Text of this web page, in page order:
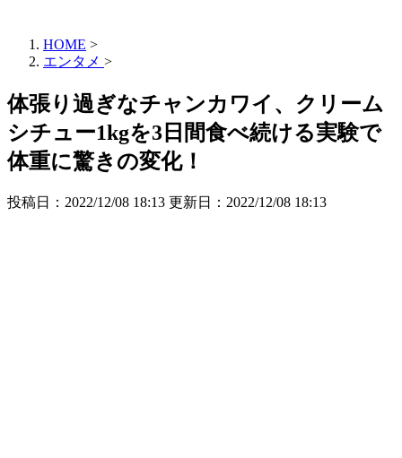
HOME >
エンタメ >
体張り過ぎなチャンカワイ、クリーム
シチュー1kgを3日間食べ続ける実験で
体重に驚きの変化！
投稿日：2022/12/08 18:13 更新日： 2022/12/08 18:13